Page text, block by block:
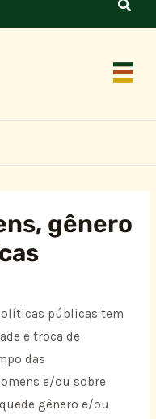
gênero
públicas tem
e troca de
das
e/ou sobre
gênero e/ou